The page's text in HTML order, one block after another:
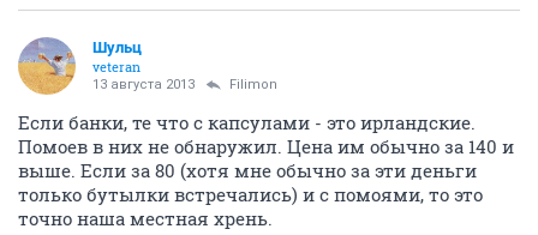
Шульц
veteran
13 августа 2013 Filimon
Если банки, те что с капсулами - это ирландские.
Помоев в них не обнаружил. Цена им обычно за 140 и
выше. Если за 80 (хотя мне обычно за эти деньги
только бутылки встречались) и с помоями, то это
точно наша местная хрень.